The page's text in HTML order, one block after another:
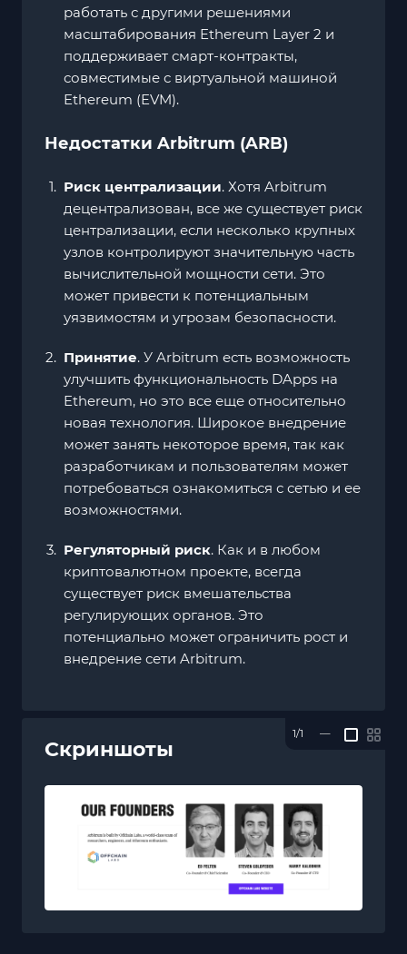
работать с другими решениями
масштабирования Ethereum Layer 2 и
поддерживает смарт-контракты,
совместимые с виртуальной машиной
Ethereum (EVM).
Недостатки Arbitrum (ARB)
Риск централизации. Хотя Arbitrum
децентрализован, все же существует риск
централизации, если несколько крупных
узлов контролируют значительную часть
вычислительной мощности сети. Это
может привести к потенциальным
уязвимостям и угрозам безопасности.
Принятие. У Arbitrum есть возможность
улучшить функциональность DApps на
Ethereum, но это все еще относительно
новая технология. Широкое внедрение
может занять некоторое время, так как
разработчикам и пользователям может
потребоваться ознакомиться с сетью и ее
возможностями.
Регуляторный риск. Как и в любом
криптовалютном проекте, всегда
существует риск вмешательства
регулирующих органов. Это
потенциально может ограничить рост и
внедрение сети Arbitrum.
Скриншоты
1/1 —